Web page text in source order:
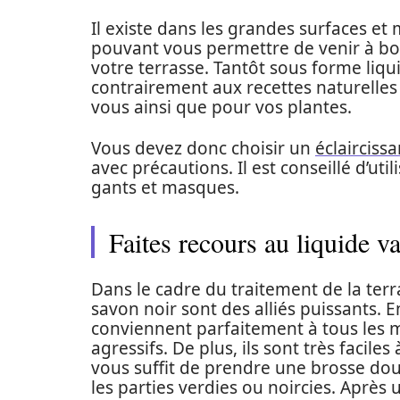
Il existe dans les grandes surfaces et
pouvant vous permettre de venir à
votre terrasse. Tantôt sous forme
contrairement aux recettes
vous ainsi que pour vos plantes.
Vous devez donc choisir un
avec précautions. Il est conseillé
gants et masques.
Faites recours au liquide
Dans le cadre du traitement de la
savon noir sont des alliés puissants.
conviennent parfaitement à tous les
agressifs. De plus, ils sont très
vous suffit de prendre une brosse
les parties verdies ou noircies. Après